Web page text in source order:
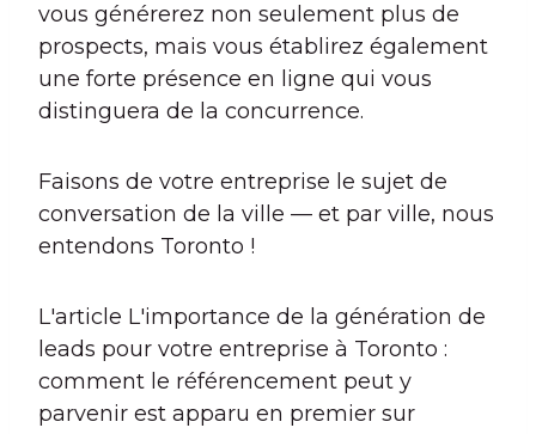
vous générerez non seulement plus de
prospects, mais vous établirez également
une forte présence en ligne qui vous
distinguera de la concurrence.
Faisons de votre entreprise le sujet de
conversation de la ville — et par ville, nous
entendons Toronto !
L'article L'importance de la génération de
leads pour votre entreprise à Toronto :
comment le référencement peut y
parvenir est apparu en premier sur